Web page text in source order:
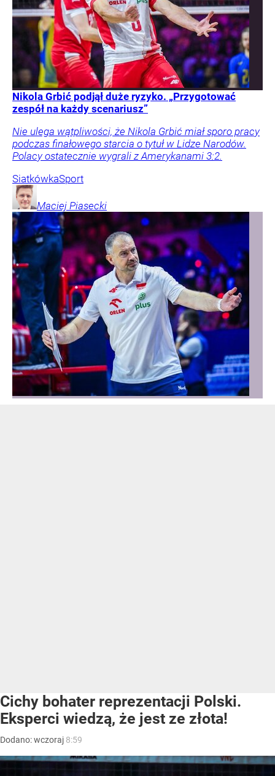
Nikola Grbić podjął duże ryzyko. „Przygotować
zespół na każdy scenariusz”
Nie ulega wątpliwości, że Nikola Grbić miał sporo pracy
podczas finałowego starcia o tytuł w Lidze Narodów.
Polacy ostatecznie wygrali z Amerykanami 3:2.
SiatkówkaSport
Maciej Piasecki
Cichy bohater reprezentacji Polski.
Eksperci wiedzą, że jest ze złota!
Dodano:wczoraj 8:59